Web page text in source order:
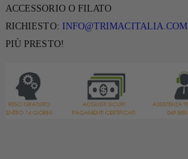
ACCESSORIO O FILATO
RICHIESTO: INFO@TRIMACITALIA.COM
PIÙ PRESTO!